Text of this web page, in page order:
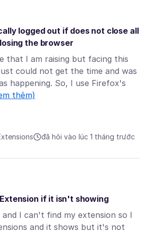
logged out if does not close all
the browser
that I am raising but facing this
could not get the time and was
happening. So, I use Firefox's
thêm)
đã hỏi vào lúc 1 tháng trước
Extension if it isn't showing
and I can't find my extension so I
and it shows but it's not